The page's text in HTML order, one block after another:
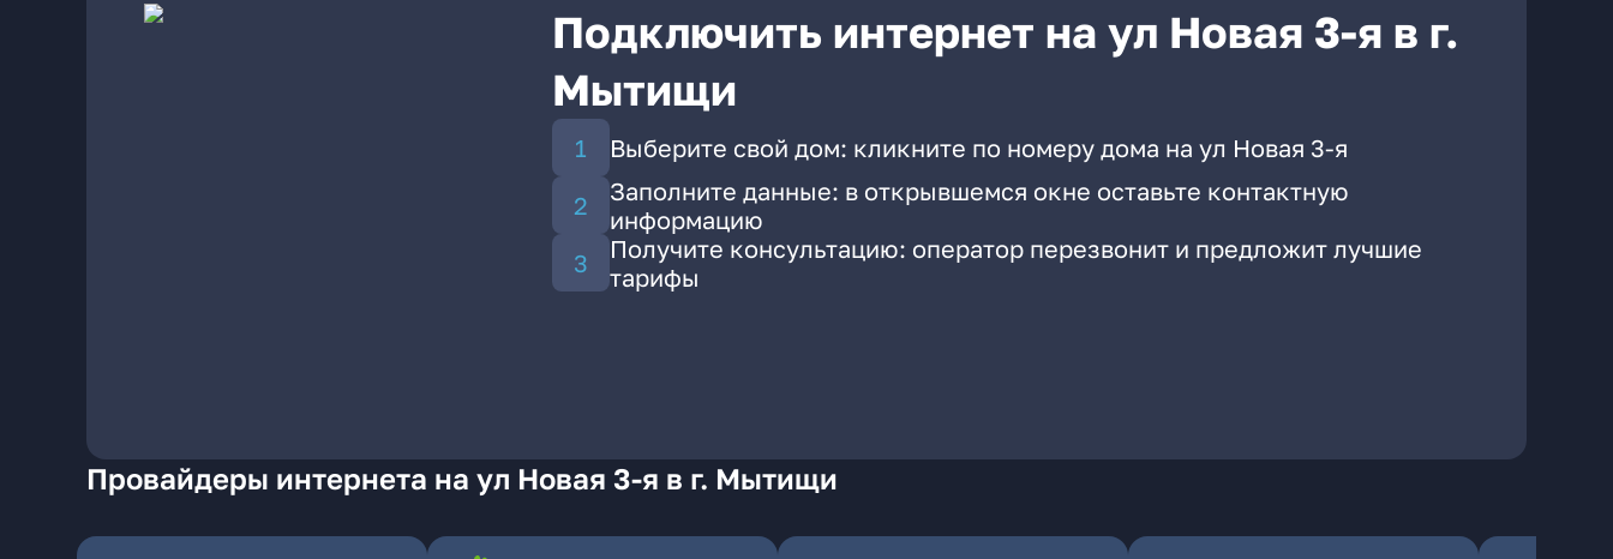
Подключить интернет на ул Новая 3-я в г.
Мытищи
Выберите свой дом: кликните по номеру дома на ул Новая 3-я
Заполните данные: в открывшемся окне оставьте контактную
информацию
Получите консультацию: оператор перезвонит и предложит лучшие
тарифы
Провайдеры интернета на ул Новая 3-я в г. Мытищи